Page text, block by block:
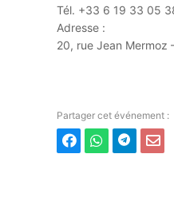
Tél. +33 6 19 33 05
Adresse :
20, rue Jean Mermoz